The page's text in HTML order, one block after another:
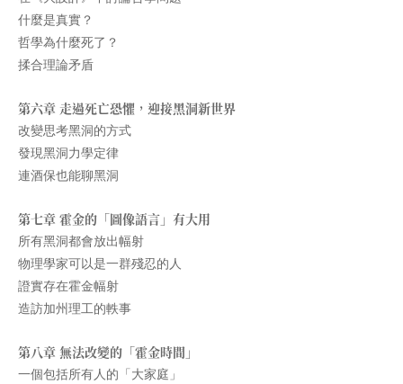
什麼是真實？
哲學為什麼死了？
揉合理論矛盾
第六章 走過死亡恐懼，迎接黑洞新世界
改變思考黑洞的方式
發現黑洞力學定律
連酒保也能聊黑洞
第七章 霍金的「圖像語言」有大用
所有黑洞都會放出幅射
物理學家可以是一群殘忍的人
證實存在霍金幅射
造訪加州理工的軼事
第八章 無法改變的「霍金時間」
一個包括所有人的「大家庭」